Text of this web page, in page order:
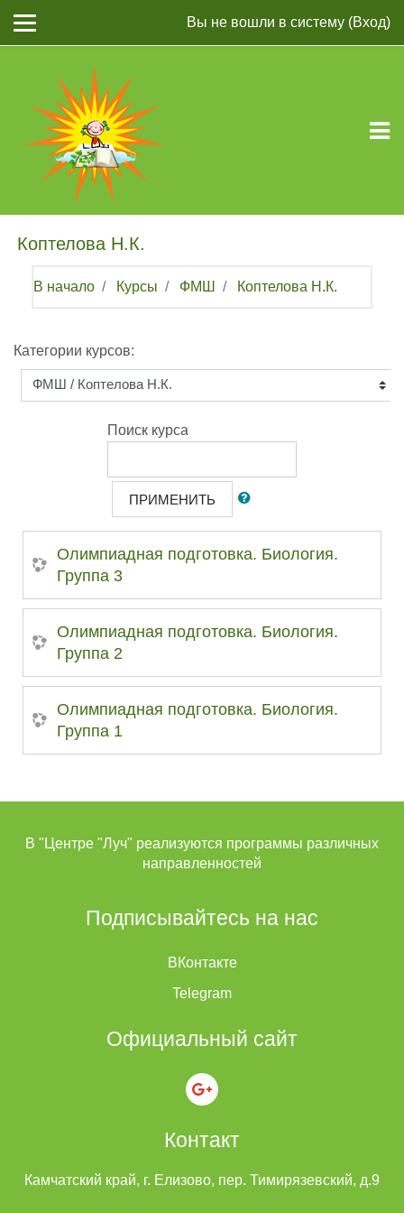
Вы не вошли в систему (Вход)
Коптелова Н.К.
В начало Курсы ФМШ Коптелова Н.К.
Категории курсов:
Поиск курса
ПРИМЕНИТЬ
Олимпиадная подготовка. Биология.
Группа 3
Олимпиадная подготовка. Биология.
Группа 2
Олимпиадная подготовка. Биология.
Группа 1
В "Центре "Луч" реализуются программы различных
направленностей
Подписывайтесь на нас
ВКонтакте
Telegram
Официальный сайт
Контакт
Камчатский край, г. Елизово, пер. Тимирязевский, д.9